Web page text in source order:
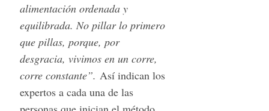
alimentación ordenada y
equilibrada. No pillar lo primero
que pillas, porque, por
desgracia, vivimos en un corre,
corre constante”. Así indican los
expertos a cada una de las